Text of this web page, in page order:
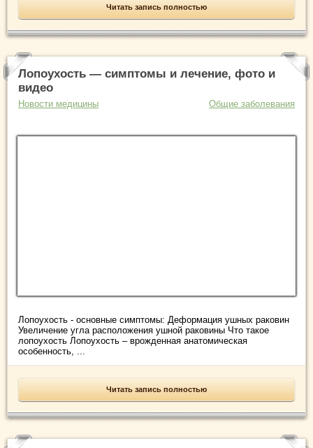
Читать запись полностью
Лопоухость — симптомы и лечение, фото и
видео
Новости медицины Общие заболевания
Лопоухость - основные симптомы: Деформация ушных раковин
Увеличение угла расположения ушной раковины Что такое
лопоухость Лопоухость – врожденная анатомическая
особенность, ...
Читать запись полностью